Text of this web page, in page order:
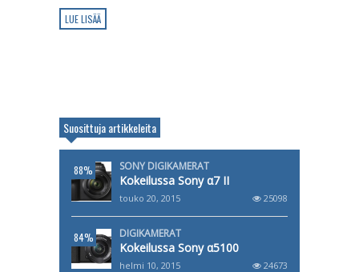
LUE LISÄÄ
Suosittuja artikkeleita
88% SONY DIGIKAMERAT
Kokeilussa Sony α7 II
touko 20, 2015 25098
84% DIGIKAMERAT
Kokeilussa Sony α5100
helmi 10, 2015 24673